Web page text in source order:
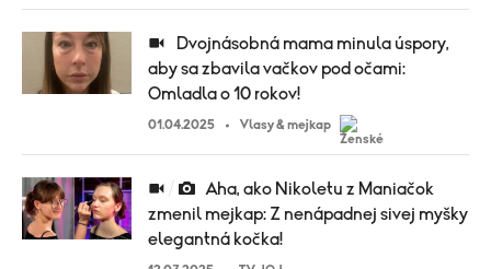
aby sa zbavila vačkov pod očami:
Omladla o 10 rokov!
01.04.2025 Vlasy & mejkap
zmenil mejkap: Z nenápadnej sivej myšky
elegantná kočka!